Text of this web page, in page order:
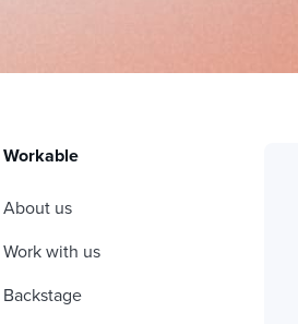
Workable
About us
Work with us
Backstage